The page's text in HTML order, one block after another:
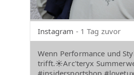
Instagram - 1 Tag zuvor
Wenn Performance und
trifft.☀️Arc'teryx